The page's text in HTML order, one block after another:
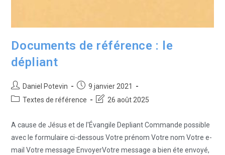
Documents de référence : le
dépliant
Daniel Potevin
9 janvier 2021
Textes de référence
26 août 2025
A cause de Jésus et de l'Évangile Depliant Commande possible
avec le formulaire ci-dessous Votre prénom Votre nom Votre e-
mail Votre message EnvoyerVotre message a bien éte envoyé,